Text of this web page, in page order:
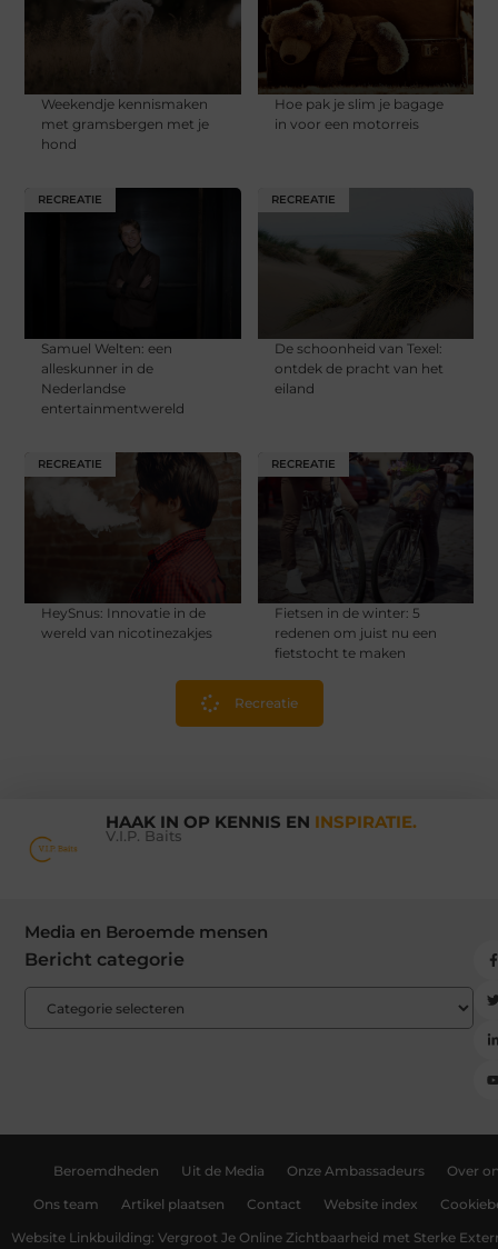
Weekendje kennismaken
met gramsbergen met je
hond
Hoe pak je slim je bagage
in voor een motorreis
RECREATIE
Samuel Welten: een
alleskunner in de
Nederlandse
entertainmentwereld
RECREATIE
De schoonheid van Texel:
ontdek de pracht van het
eiland
RECREATIE
HeySnus: Innovatie in de
wereld van nicotinezakjes
RECREATIE
Fietsen in de winter: 5
redenen om juist nu een
fietstocht te maken
Recreatie
HAAK IN OP KENNIS EN INSPIRATIE.
V.I.P. Baits
Media en Beroemde mensen
Bericht categorie
Beroemdheden Uit de Media Onze Ambassadeurs Over
Ons team Artikel plaatsen Contact Website index
Website Linkbuilding: Vergroot Je Online Zichtbaarheid met Sterke